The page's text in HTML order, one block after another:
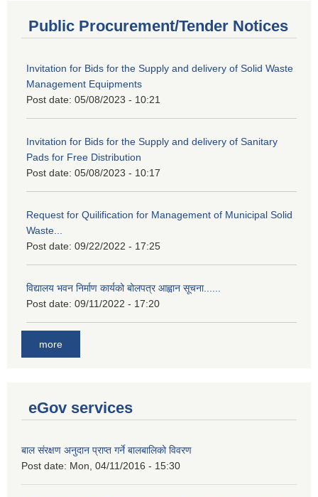
Public Procurement/Tender Notices
Invitation for Bids for the Supply and delivery of Solid Waste
Management Equipments
Post date: 05/08/2023 - 10:21
Invitation for Bids for the Supply and delivery of Sanitary
Pads for Free Distribution
Post date: 05/08/2023 - 10:17
Request for Quilification for Management of Municipal Solid
Waste...
Post date: 09/22/2022 - 17:25
विद्यालय भवन निर्माण कार्यको बोलपत्र आह्वान सूचना......
Post date: 09/11/2022 - 17:20
more
eGov services
बाल संरक्षण अनुदान प्राप्त गर्ने बालबालिको विवरण
Post date: Mon, 04/11/2016 - 15:30